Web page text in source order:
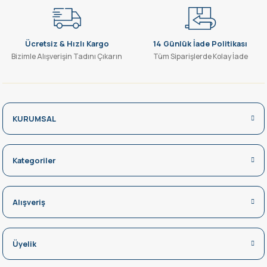
Ücretsiz & Hızlı Kargo
Bizimle Alışverişin Tadını Çıkarın
14 Günlük İade Politikası
Tüm Siparişlerde Kolay İade
KURUMSAL
Kategoriler
Alışveriş
Üyelik